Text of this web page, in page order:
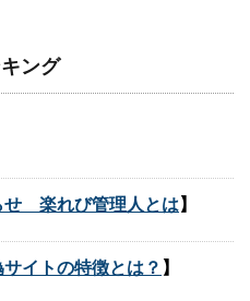
ング
せ 楽れび管理人とは 】
イトの特徴とは？ 】